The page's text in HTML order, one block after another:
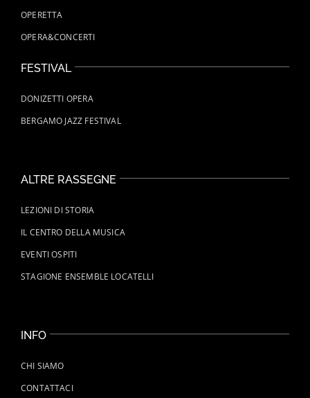
OPERETTA
OPERA&CONCERTI
FESTIVAL
DONIZETTI OPERA
BERGAMO JAZZ FESTIVAL
ALTRE RASSEGNE
LEZIONI DI STORIA
IL CENTRO DELLA MUSICA
EVENTI OSPITI
STAGIONE ENSEMBLE LOCATELLI
INFO
CHI SIAMO
CONTATTACI